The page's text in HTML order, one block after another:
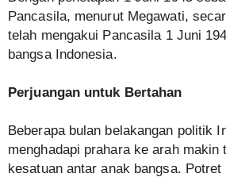
Pancasila, menurut Megawati,
telah mengakui Pancasila 1 Juni
bangsa Indonesia.
Perjuangan untuk Bertahan
Beberapa bulan belakangan politik
menghadapi prahara ke arah makin
kesatuan antar anak bangsa.